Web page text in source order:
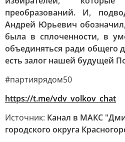
преобразований. И,
Андрей Юрьевич
была в сплоченности, в
объединяться ради общего
есть залог нашей будущей
#партиярядом50
https://t.me/vdv_volkov_chat
Источник: Канал в МАКС
городского округа